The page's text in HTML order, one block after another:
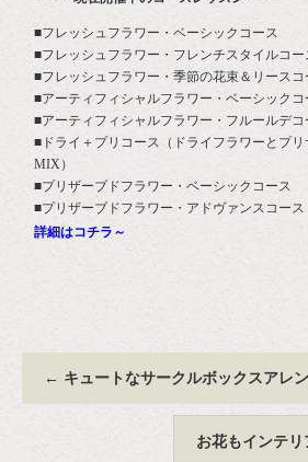
■フレッシュフラワー・ベーシックコース
■フレッシュフラワー・フレンチスタイルコー
■フレッシュフラワー・季節の花束＆リースコ
■アーティフィシャルフラワー・ベーシックコ
■アーティフィシャルフラワー・フルールデコ
■ドライ＋プリコース（ドライフラワーとプ
MIX）
■プリザーブドフラワー・ベーシックコース
■プリザーブドフラワー・アドヴァンスコース
詳細はコチラ～
← キュートなサークルボックスアレン
お花もインテリ